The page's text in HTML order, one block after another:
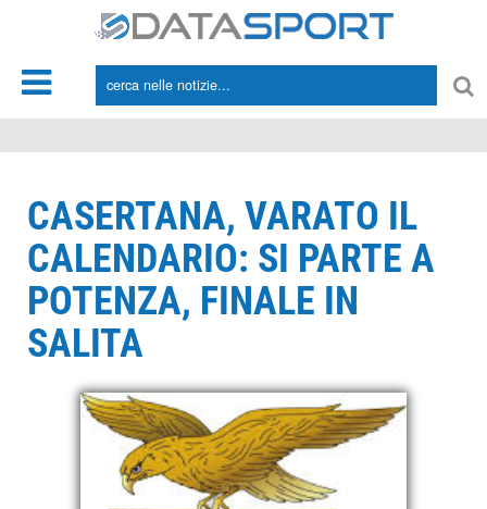
CASERTANA, VARATO IL
CALENDARIO: SI PARTE A
POTENZA, FINALE IN
SALITA